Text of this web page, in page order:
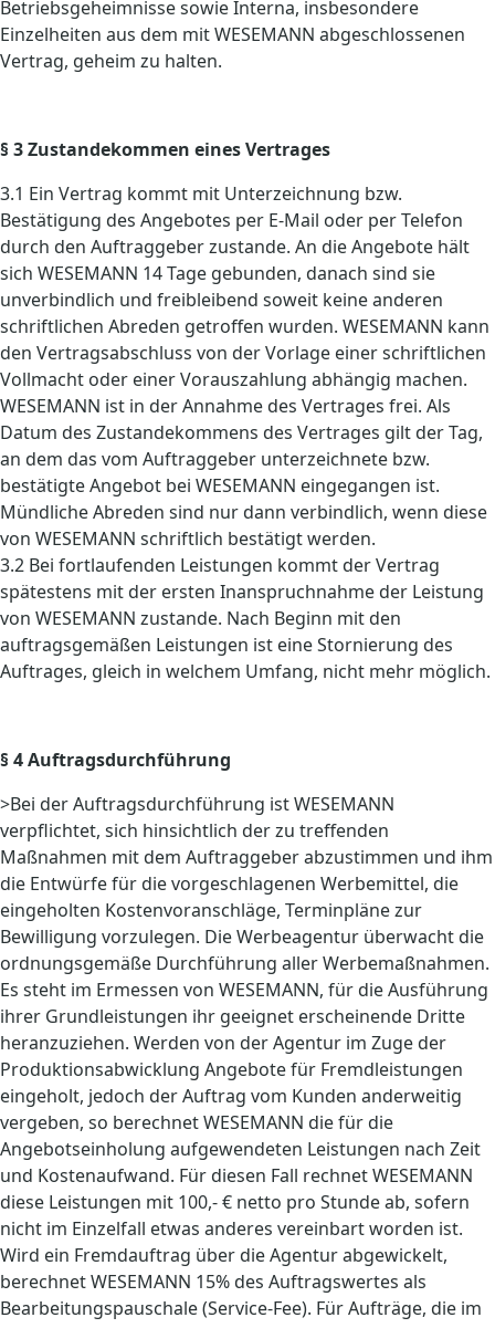
Betriebsgeheimnisse sowie Interna, insbesondere
Einzelheiten aus dem mit WESEMANN abgeschlossenen
Vertrag, geheim zu halten.
§ 3 Zustandekommen eines Vertrages
3.1 Ein Vertrag kommt mit Unterzeichnung bzw.
Bestätigung des Angebotes per E-Mail oder per Telefon
durch den Auftraggeber zustande. An die Angebote hält
sich WESEMANN 14 Tage gebunden, danach sind sie
unverbindlich und freibleibend soweit keine anderen
schriftlichen Abreden getroffen wurden. WESEMANN kann
den Vertragsabschluss von der Vorlage einer schriftlichen
Vollmacht oder einer Vorauszahlung abhängig machen.
WESEMANN ist in der Annahme des Vertrages frei. Als
Datum des Zustandekommens des Vertrages gilt der Tag,
an dem das vom Auftraggeber unterzeichnete bzw.
bestätigte Angebot bei WESEMANN eingegangen ist.
Mündliche Abreden sind nur dann verbindlich, wenn diese
von WESEMANN schriftlich bestätigt werden.
3.2 Bei fortlaufenden Leistungen kommt der Vertrag
spätestens mit der ersten Inanspruchnahme der Leistung
von WESEMANN zustande. Nach Beginn mit den
auftragsgemäßen Leistungen ist eine Stornierung des
Auftrages, gleich in welchem Umfang, nicht mehr möglich.
§ 4 Auftragsdurchführung
>Bei der Auftragsdurchführung ist WESEMANN
verpflichtet, sich hinsichtlich der zu treffenden
Maßnahmen mit dem Auftraggeber abzustimmen und ihm
die Entwürfe für die vorgeschlagenen Werbemittel, die
eingeholten Kostenvoranschläge, Terminpläne zur
Bewilligung vorzulegen. Die Werbeagentur überwacht die
ordnungsgemäße Durchführung aller Werbemaßnahmen.
Es steht im Ermessen von WESEMANN, für die Ausführung
ihrer Grundleistungen ihr geeignet erscheinende Dritte
heranzuziehen. Werden von der Agentur im Zuge der
Produktionsabwicklung Angebote für Fremdleistungen
eingeholt, jedoch der Auftrag vom Kunden anderweitig
vergeben, so berechnet WESEMANN die für die
Angebotseinholung aufgewendeten Leistungen nach Zeit
und Kostenaufwand. Für diesen Fall rechnet WESEMANN
diese Leistungen mit 100,- € netto pro Stunde ab, sofern
nicht im Einzelfall etwas anderes vereinbart worden ist.
Wird ein Fremdauftrag über die Agentur abgewickelt,
berechnet WESEMANN 15% des Auftragswertes als
Bearbeitungspauschale (Service-Fee). Für Aufträge, die im